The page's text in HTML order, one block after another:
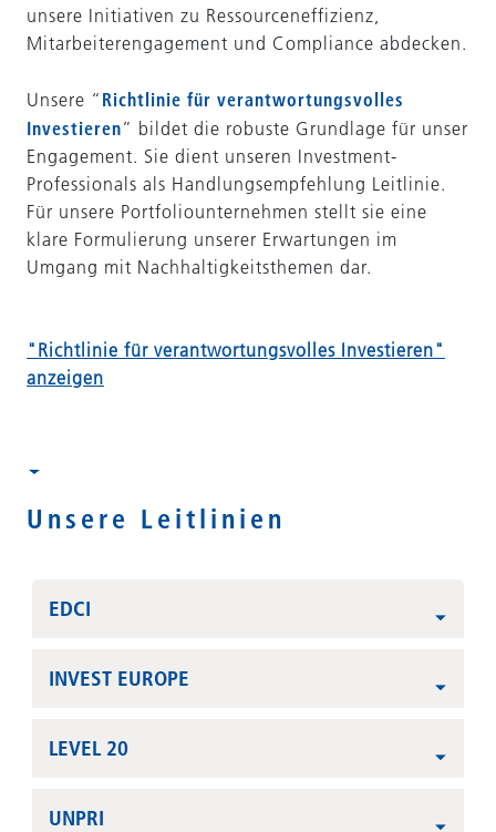
unsere Initiativen zu Ressourceneffizienz,
Mitarbeiterengagement und Compliance abdecken.
Unsere “ Richtlinie für verantwortungsvolles
Investieren” bildet die robuste Grundlage für unser
Engagement. Sie dient unseren Investment-
Professionals als Handlungsempfehlung Leitlinie.
Für unsere Portfoliounternehmen stellt sie eine
klare Formulierung unserer Erwartungen im
Umgang mit Nachhaltigkeitsthemen dar.
"Richtlinie für verantwortungsvolles Investieren"
anzeigen
Unsere Leitlinien
EDCI
INVEST EUROPE
LEVEL 20
UNPRI